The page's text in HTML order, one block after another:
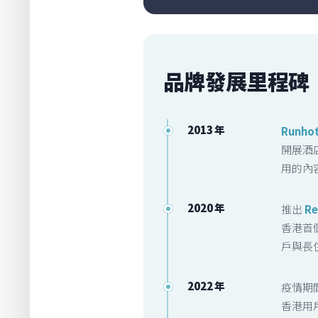
品牌發展里程碑
2013 年
開展酒
用的內
2020 年 推出
香港首
戶與長
2022 年
疫情期
香港用